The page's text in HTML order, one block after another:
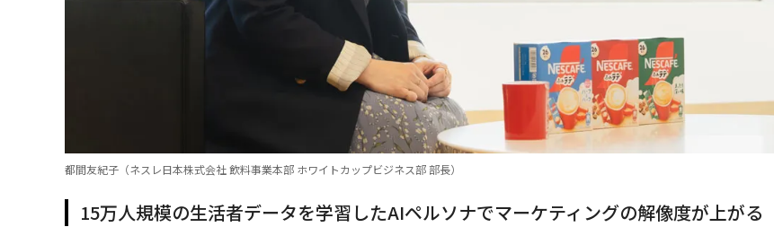
都間友紀子（ネスレ日本株式会社 飲料事業本部 ホワイトカップビジネス部 部長）
15万人規模の生活者データを学習したAIペルソナでマーケティングの解像度が上がる